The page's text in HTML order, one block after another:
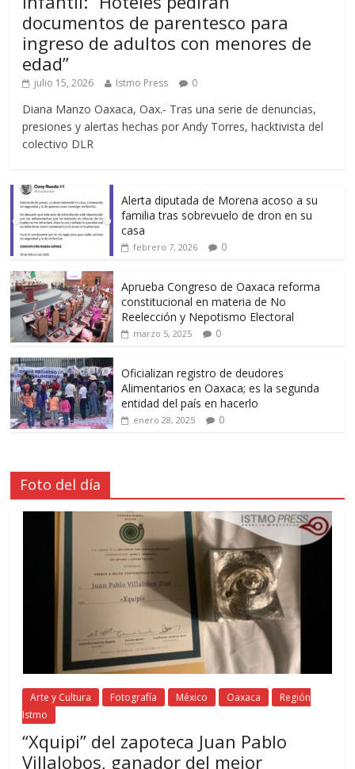
documentos de parentesco para
ingreso de adultos con menores de
edad”
julio 15, 2026 Istmo Press 0
Diana Manzo Oaxaca, Oax.- Tras una serie de denuncias,
presiones y alertas hechas por Andy Torres, hacktivista del
colectivo DLR
Alerta diputada de Morena acoso a su
familia tras sobrevuelo de dron en su
casa
febrero 7, 2026 0
Aprueba Congreso de Oaxaca reforma
constitucional en materia de No
Reelección y Nepotismo Electoral
marzo 5, 2025 0
Oficializan registro de deudores
Alimentarios en Oaxaca; es la segunda
entidad del país en hacerlo
enero 28, 2025 0
Foto del día
Arte y Cultura Fotografía México Oaxaca
Región
Istmo
“Xquipi” del zapoteca Juan Pablo
Villalobos, ganador del mejor